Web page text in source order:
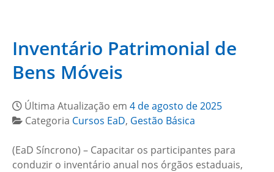
Inventário Patrimonial de
Bens Móveis
Última Atualização em 4 de agosto de 2025
Categoria Cursos EaD, Gestão Básica
(EaD Síncrono) – Capacitar os participantes para
conduzir o inventário anual nos órgãos estaduais,